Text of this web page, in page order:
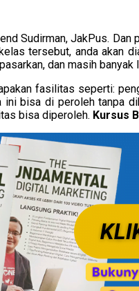
Sudirman, JakPus.
tersebut, anda akan
dan masih banyak
fasilitas seperti:
bisa di peroleh tanpa
bisa diperoleh. Kursus